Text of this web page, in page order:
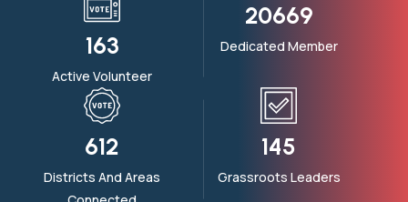
163
Active Volunteer
20669
Dedicated Member
612
Districts And Areas
145
Grassroots Leaders